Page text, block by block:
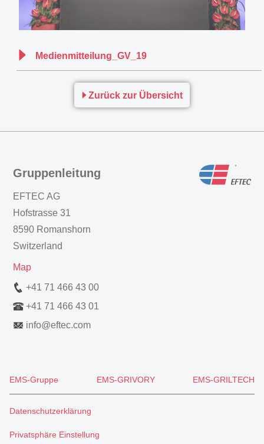
Medienmitteilung_GV_19
Zurück zur Übersicht
Gruppenleitung
EFTEC AG
Hofstrasse 31
8590 Romanshorn
Switzerland
Map
+41 71 466 43 00
+41 71 466 43 01
info@eftec.com
EMS-Gruppe EMS-GRIVORY EMS-GRILTECH
Datenschutzerklärung
Privatsphäre Einstellung